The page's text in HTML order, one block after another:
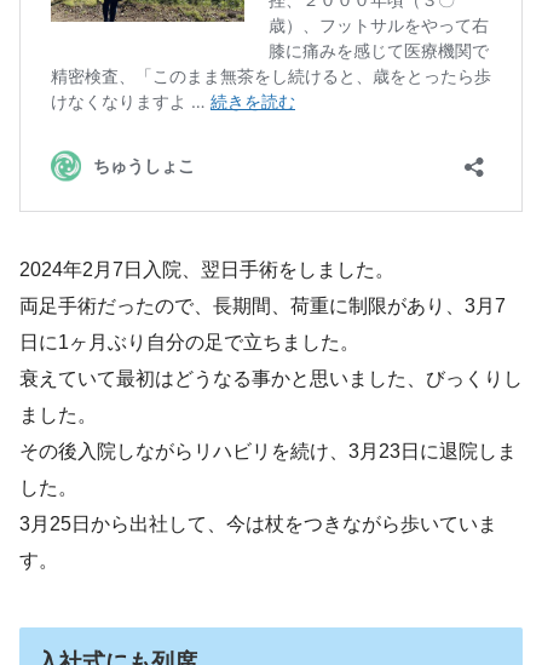
2024年2月7日入院、翌日手術をしました。
両足手術だったので、長期間、荷重に制限があり、3月7
日に1ヶ月ぶり自分の足で立ちました。
衰えていて最初はどうなる事かと思いました、びっくりし
ました。
その後入院しながらリハビリを続け、3月23日に退院しま
した。
3月25日から出社して、今は杖をつきながら歩いていま
す。